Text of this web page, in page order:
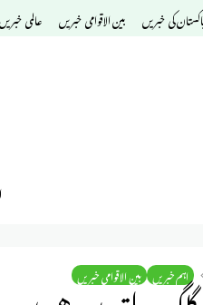
کی خبریں بین الاقوامی خبریں عالمی خبریں
اہم خبریں بین الاقوامی خبریں